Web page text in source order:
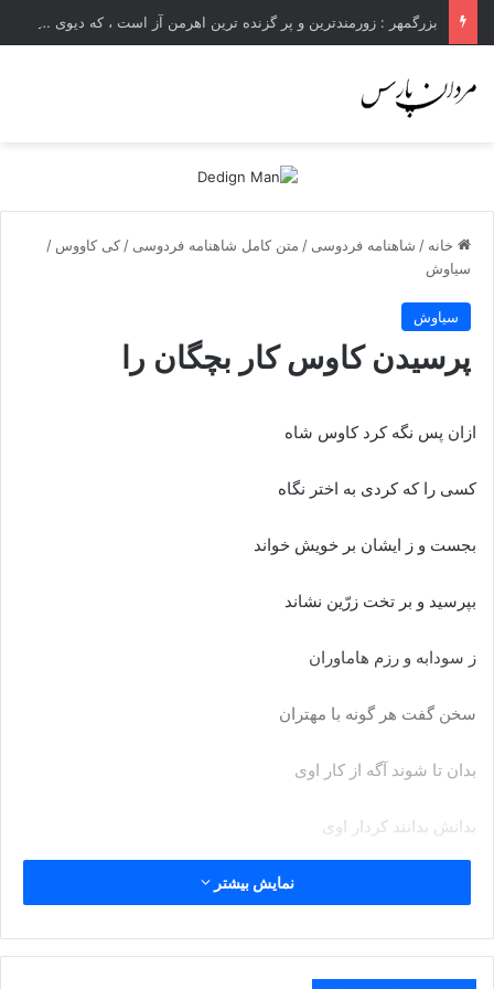
بزرگمهر : زورمندترین و پر گزنده ترین اهرمن آز است ، که دیوی است ستمکار و دیر ساز
خانه / شاهنامه فردوسی / متن کامل شاهنامه فردوسی / کی کاووس /
سیاوش
سیاوش
پرسیدن کاوس کار بچگان را
ازان پس نگه کرد کاوس شاه
کسى را که کردى به اختر نگاه‏
بجست و ز ایشان بر خویش خواند
بپرسید و بر تخت زرّین نشاند
ز سودابه و رزم هاماوران
سخن گفت هر گونه با مهتران‏
بدان تا شوند آگه از کار اوى
بدانش بدانند کردار اوى‏
و زان کودکان نیز بسیار گفت
همى داشت پوشیده اندر نهفت‏
نمایش بیشتر